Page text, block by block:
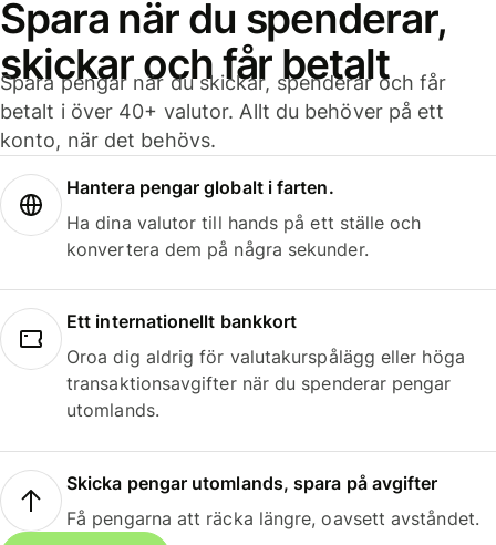
Spara när du spenderar,
skickar och får betalt
Spara pengar när du skickar, spenderar och får
betalt i över 40+ valutor. Allt du behöver på ett
konto, när det behövs.
Hantera pengar globalt i farten.
Ha dina valutor till hands på ett ställe och
konvertera dem på några sekunder.
Ett internationellt bankkort
Oroa dig aldrig för valutakurspålägg eller höga
transaktionsavgifter när du spenderar pengar
utomlands.
Skicka pengar utomlands, spara på avgifter
Få pengarna att räcka längre, oavsett avståndet.